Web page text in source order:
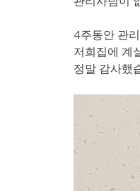
4주동안 관
저희집에 계
정말 감사했